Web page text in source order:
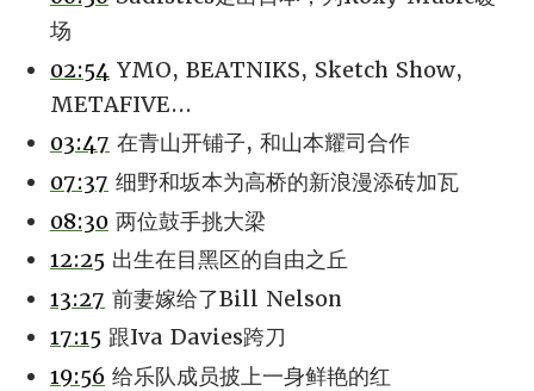
场
02:54 YMO, BEATNIKS, Sketch Show,
METAFIVE...
03:47 在青山开铺子, 和山本耀司合作
07:37 细野和坂本为高桥的新浪漫添砖加瓦
08:30 两位鼓手挑大梁
12:25 出生在目黑区的自由之丘
13:27 前妻嫁给了Bill Nelson
17:15 跟Iva Davies跨刀
19:56 给乐队成员披上一身鲜艳的红